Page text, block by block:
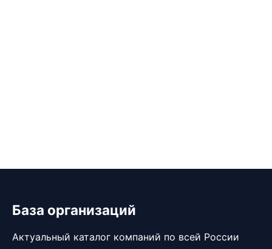
База организаций
Актуальный каталог компаний по всей России